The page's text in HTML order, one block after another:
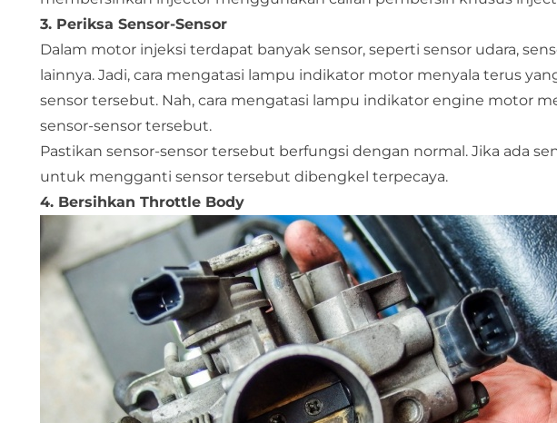
3. Periksa Sensor-Sensor
Dalam motor injeksi terdapat banyak sensor, seperti sensor udara,
lainnya. Jadi, cara mengatasi lampu indikator motor menyala terus
sensor tersebut. Nah, cara mengatasi lampu indikator engine motor
sensor-sensor tersebut.
Pastikan sensor-sensor tersebut berfungsi dengan normal. Jika ada
untuk mengganti sensor tersebut dibengkel terpecaya.
4. Bersihkan Throttle Body